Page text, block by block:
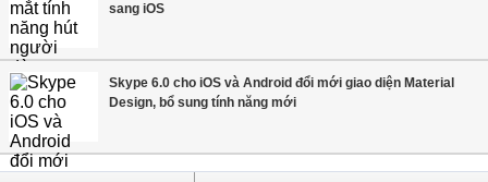
sang iOS
Skype 6.0 cho iOS và Android đổi mới giao diện Material
Design, bổ sung tính năng mới